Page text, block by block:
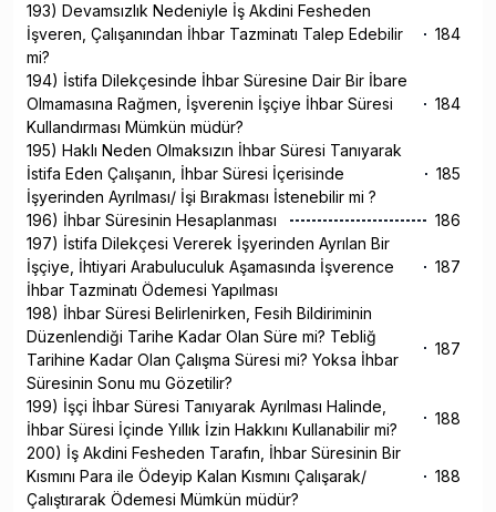
193) Devamsızlık Nedeniyle İş Akdini Fesheden
İşveren, Çalışanından İhbar Tazminatı Talep Edebilir
mi?
184
194) İstifa Dilekçesinde İhbar Süresine Dair Bir İbare
Olmamasına Rağmen, İşverenin İşçiye İhbar Süresi
Kullandırması Mümkün müdür?
184
195) Haklı Neden Olmaksızın İhbar Süresi Tanıyarak
İstifa Eden Çalışanın, İhbar Süresi İçerisinde
İşyerinden Ayrılması/ İşi Bırakması İstenebilir mi ?
185
196) İhbar Süresinin Hesaplanması
186
197) İstifa Dilekçesi Vererek İşyerinden Ayrılan Bir
İşçiye, İhtiyari Arabuluculuk Aşamasında İşverence
İhbar Tazminatı Ödemesi Yapılması
187
198) İhbar Süresi Belirlenirken, Fesih Bildiriminin
Düzenlendiği Tarihe Kadar Olan Süre mi? Tebliğ
Tarihine Kadar Olan Çalışma Süresi mi? Yoksa İhbar
Süresinin Sonu mu Gözetilir?
187
199) İşçi İhbar Süresi Tanıyarak Ayrılması Halinde,
İhbar Süresi İçinde Yıllık İzin Hakkını Kullanabilir mi?
188
200) İş Akdini Fesheden Tarafın, İhbar Süresinin Bir
Kısmını Para ile Ödeyip Kalan Kısmını Çalışarak/
Çalıştırarak Ödemesi Mümkün müdür?
188